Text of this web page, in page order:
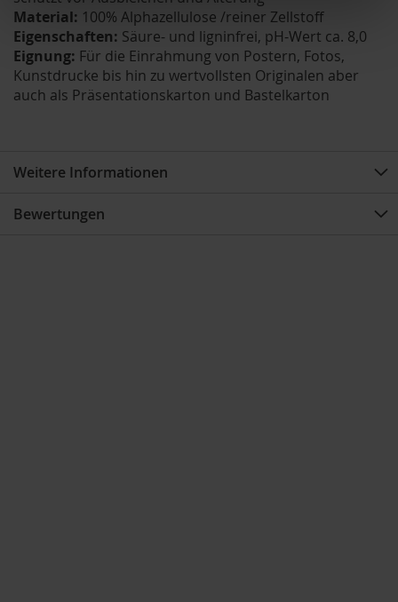
Material: 100% Alphazellulose /reiner Zellstoff
Eigenschaften: Säure- und ligninfrei, pH-Wert ca. 8,0
Eignung: Für die Einrahmung von Postern, Fotos,
Kunstdrucke bis hin zu wertvollsten Originalen aber
auch als Präsentationskarton und Bastelkarton
Weitere Informationen
Bewertungen